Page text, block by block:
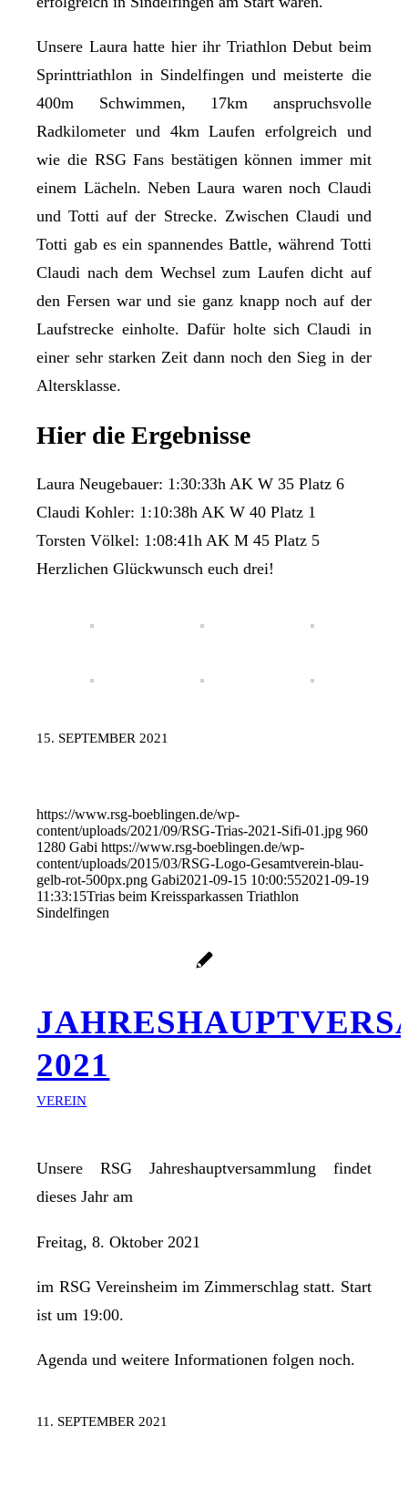
Unsere Laura hatte hier ihr Triathlon Debut beim
Sprinttriathlon in Sindelfingen und meisterte die
400m Schwimmen, 17km anspruchsvolle
Radkilometer und 4km Laufen erfolgreich und
wie die RSG Fans bestätigen können immer mit
einem Lächeln. Neben Laura waren noch Claudi
und Totti auf der Strecke. Zwischen Claudi und
Totti gab es ein spannendes Battle, während Totti
Claudi nach dem Wechsel zum Laufen dicht auf
den Fersen war und sie ganz knapp noch auf der
Laufstrecke einholte. Dafür holte sich Claudi in
einer sehr starken Zeit dann noch den Sieg in der
Altersklasse.
Hier die Ergebnisse
Laura Neugebauer: 1:30:33h AK W 35 Platz 6
Claudi Kohler: 1:10:38h AK W 40 Platz 1
Torsten Völkel: 1:08:41h AK M 45 Platz 5
Herzlichen Glückwunsch euch drei!
15. SEPTEMBER 2021
https://www.rsg-boeblingen.de/wp-
content/uploads/2021/09/RSG-Trias-2021-Sifi-01.jpg 960
1280 Gabi https://www.rsg-boeblingen.de/wp-
content/uploads/2015/03/RSG-Logo-Gesamtverein-blau-
gelb-rot-500px.png Gabi2021-09-15 10:00:552021-09-19
11:33:15Trias beim Kreissparkassen Triathlon
Sindelfingen
2021
VEREIN
Unsere RSG Jahreshauptversammlung findet
dieses Jahr am
Freitag, 8. Oktober 2021
im RSG Vereinsheim im Zimmerschlag statt. Start
ist um 19:00.
Agenda und weitere Informationen folgen noch.
11. SEPTEMBER 2021